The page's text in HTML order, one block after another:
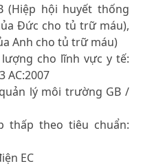
(Hiệp hội huyết thống
Đức cho tủ trữ máu),
Anh cho tủ trữ máu)
cho lĩnh vực y tế:
AC:2007
lý môi trường GB /
thấp theo tiêu chuẩn:
EC